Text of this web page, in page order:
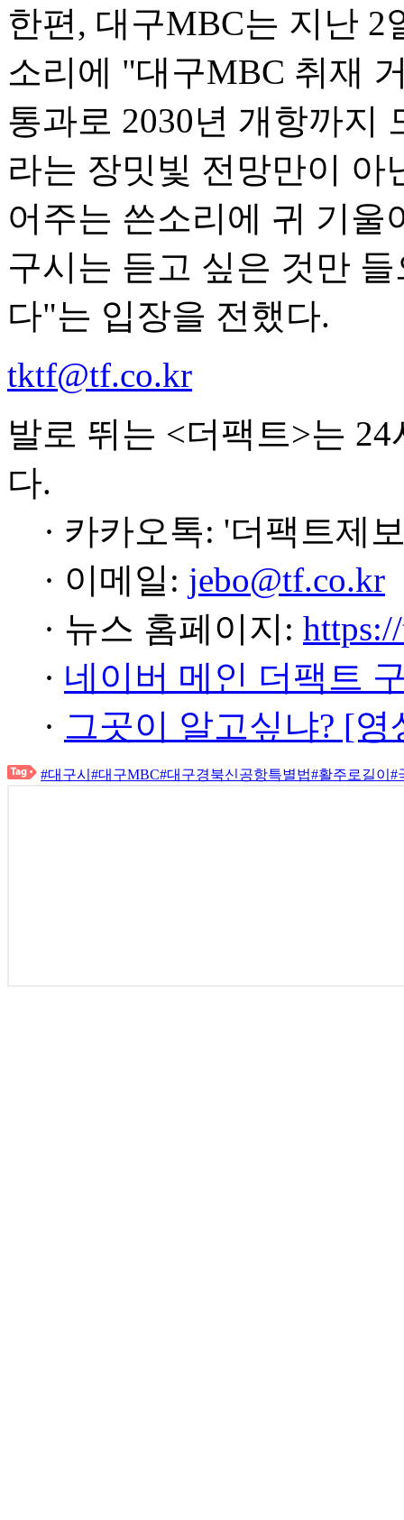
한편, 대구MBC는 지난
소리에 "대구MBC 취재
통과로 2030년 개항까지
라는 장밋빛 전망만이 아
어주는 쓴소리에 귀 기울
구시는 듣고 싶은 것만
다"는 입장을 전했다.
tktf@tf.co.kr
발로 뛰는 <더팩트>는
다.
· 카카오톡: '더팩트제
· 이메일: jebo@tf.co.kr
· 뉴스 홈페이지:
· 네이버 메인 더팩트
· 그곳이 알고싶냐? [
#대구시 #대구MBC#대구경북신공항특별법#활주로길이 #